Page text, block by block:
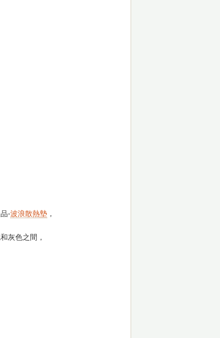
-波浪散熱墊 ，
灰色之間，